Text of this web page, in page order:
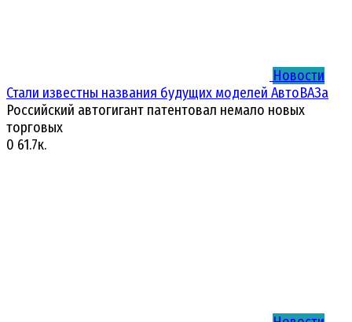
Новости
Стали известны названия будущих моделей АвтоВАЗа
Российский автогигант патентовал немало новых
торговых
0 61.7к.